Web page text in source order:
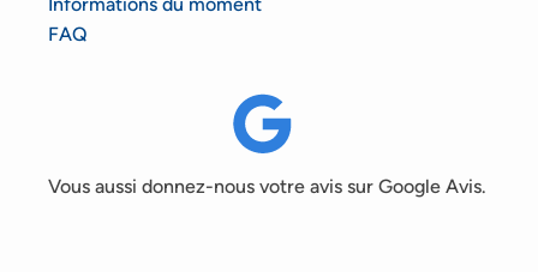
FAQ
Vous aussi donnez-nous votre avis sur Google Avis.